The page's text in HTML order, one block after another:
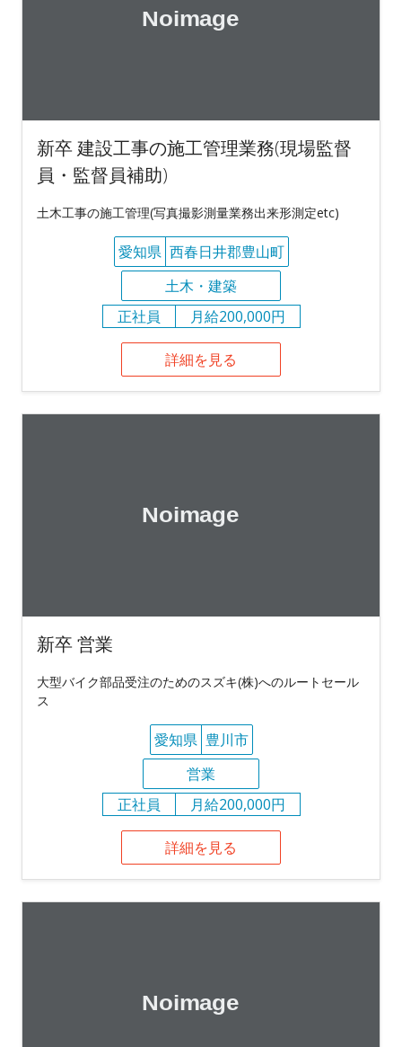
新卒 建設工事の施工管理業務(現場監督
員・監督員補助)
土木工事の施工管理(写真撮影測量業務出来形測定etc)
愛知県 西春日井郡豊山町
土木・建築
正社員
月給200,000円
詳細を見る
新卒 営業
大型バイク部品受注のためのスズキ(株)へのルートセール
ス
愛知県 豊川市
営業
正社員
月給200,000円
詳細を見る